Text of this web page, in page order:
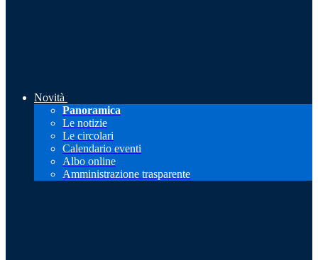
Novità
Panoramica
Le notizie
Le circolari
Calendario eventi
Albo online
Amministrazione trasparente